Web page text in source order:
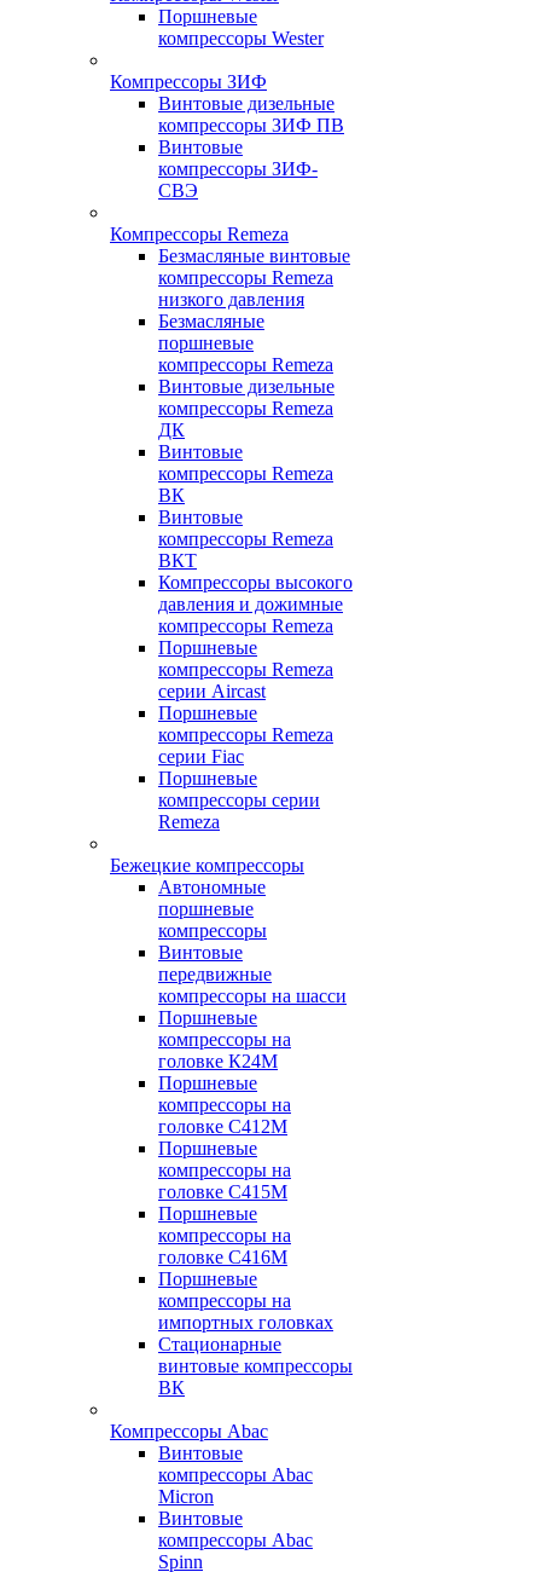
Поршневые
компрессоры Wester
Компрессоры ЗИФ
Винтовые дизельные
компрессоры ЗИФ ПВ
Винтовые
компрессоры ЗИФ-
СВЭ
Компрессоры Remeza
Безмасляные винтовые
компрессоры Remeza
низкого давления
Безмасляные
поршневые
компрессоры Remeza
Винтовые дизельные
компрессоры Remeza
ДК
Винтовые
компрессоры Remeza
ВК
Винтовые
компрессоры Remeza
ВКТ
Компрессоры высокого
давления и дожимные
компрессоры Remeza
Поршневые
компрессоры Remeza
серии Aircast
Поршневые
компрессоры Remeza
серии Fiac
Поршневые
компрессоры серии
Remeza
Бежецкие компрессоры
Автономные
поршневые
компрессоры
Винтовые
передвижные
компрессоры на шасси
Поршневые
компрессоры на
головке К24М
Поршневые
компрессоры на
головке С412М
Поршневые
компрессоры на
головке С415М
Поршневые
компрессоры на
головке С416М
Поршневые
компрессоры на
импортных головках
Стационарные
винтовые компрессоры
ВК
Компрессоры Abac
Винтовые
компрессоры Abac
Micron
Винтовые
компрессоры Abac
Spinn